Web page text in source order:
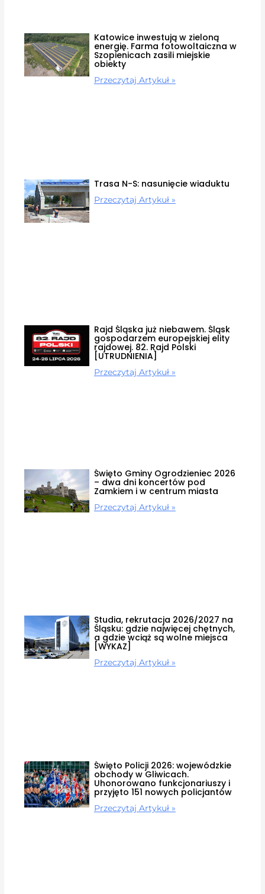
Katowice inwestują w zieloną
energię. Farma fotowoltaiczna w
Szopienicach zasili miejskie
obiekty
Przeczytaj Artykuł »
Trasa N-S: nasunięcie wiaduktu
Przeczytaj Artykuł »
Rajd Śląska już niebawem. Śląsk
gospodarzem europejskiej elity
rajdowej. 82. Rajd Polski
[UTRUDNIENIA]
Przeczytaj Artykuł »
Święto Gminy Ogrodzieniec 2026
– dwa dni koncertów pod
Zamkiem i w centrum miasta
Przeczytaj Artykuł »
Studia, rekrutacja 2026/2027 na
Śląsku: gdzie najwięcej chętnych,
a gdzie wciąż są wolne miejsca
[WYKAZ]
Przeczytaj Artykuł »
Święto Policji 2026: wojewódzkie
obchody w Gliwicach.
Uhonorowano funkcjonariuszy i
przyjęto 151 nowych policjantów
Przeczytaj Artykuł »